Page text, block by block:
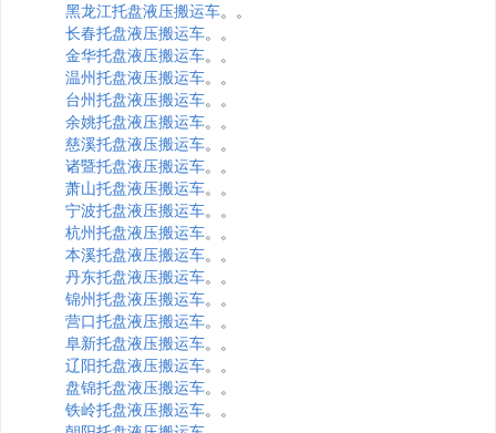
黑龙江托盘液压搬运车。。
长春托盘液压搬运车。。
金华托盘液压搬运车。。
温州托盘液压搬运车。。
台州托盘液压搬运车。。
余姚托盘液压搬运车。。
慈溪托盘液压搬运车。。
诸暨托盘液压搬运车。。
萧山托盘液压搬运车。。
宁波托盘液压搬运车。。
杭州托盘液压搬运车。。
本溪托盘液压搬运车。。
丹东托盘液压搬运车。。
锦州托盘液压搬运车。。
营口托盘液压搬运车。。
阜新托盘液压搬运车。。
辽阳托盘液压搬运车。。
盘锦托盘液压搬运车。。
铁岭托盘液压搬运车。。